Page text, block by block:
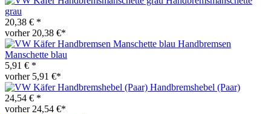
grau
20,38 € *
vorher 20,38 €*
Handbremsen
Manschette blau
5,91 € *
vorher 5,91 €*
Handbremshebel (Paar)
24,54 € *
vorher 24,54 €*